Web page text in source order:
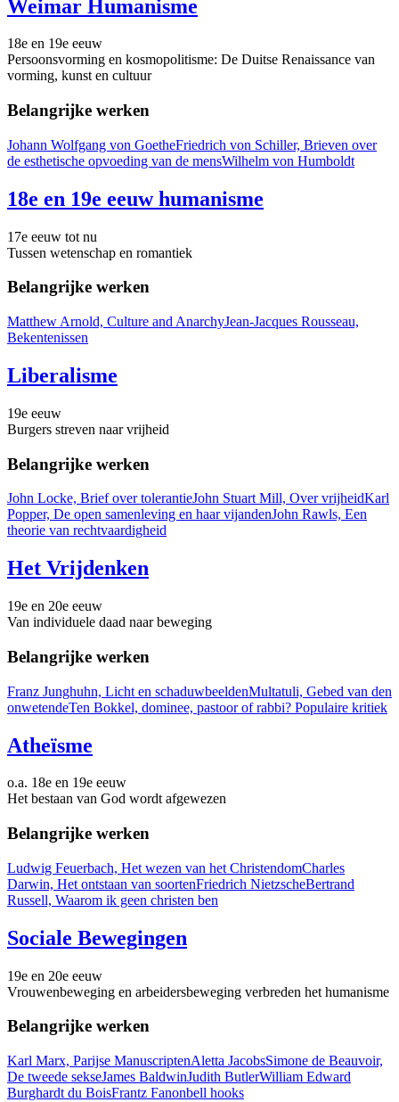
Weimar Humanisme
18e en 19e eeuw
Persoonsvorming en kosmopolitisme: De Duitse Renaissance van
vorming, kunst en cultuur
Belangrijke werken
Johann Wolfgang von GoetheFriedrich von Schiller, Brieven over
de esthetische opvoeding van de mensWilhelm von Humboldt
18e en 19e eeuw humanisme
17e eeuw tot nu
Tussen wetenschap en romantiek
Belangrijke werken
Matthew Arnold, Culture and AnarchyJean-Jacques Rousseau,
Bekentenissen
Liberalisme
19e eeuw
Burgers streven naar vrijheid
Belangrijke werken
John Locke, Brief over tolerantieJohn Stuart Mill, Over vrijheidKarl
Popper, De open samenleving en haar vijandenJohn Rawls, Een
theorie van rechtvaardigheid
Het Vrijdenken
19e en 20e eeuw
Van individuele daad naar beweging
Belangrijke werken
Franz Junghuhn, Licht en schaduwbeeldenMultatuli, Gebed van den
onwetendeTen Bokkel, dominee, pastoor of rabbi? Populaire kritiek
Atheïsme
o.a. 18e en 19e eeuw
Het bestaan van God wordt afgewezen
Belangrijke werken
Ludwig Feuerbach, Het wezen van het ChristendomCharles
Darwin, Het ontstaan van soortenFriedrich NietzscheBertrand
Russell, Waarom ik geen christen ben
Sociale Bewegingen
19e en 20e eeuw
Vrouwenbeweging en arbeidersbeweging verbreden het humanisme
Belangrijke werken
Karl Marx, Parijse ManuscriptenAletta JacobsSimone de Beauvoir,
De tweede sekseJames BaldwinJudith ButlerWilliam Edward
Burghardt du BoisFrantz Fanonbell hooks